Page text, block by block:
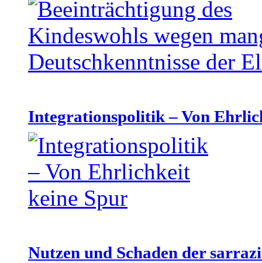
Integrationspolitik – Von
Nutzen und Schaden der